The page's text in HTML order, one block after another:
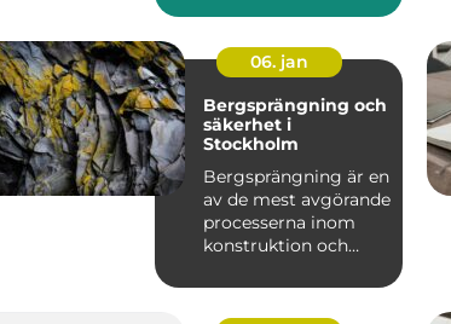
till...
06. jan
Bergsprängning och
säkerhet i
Stockholm
Bergsprängning är en
av de mest avgörande
processerna inom
konstruktion och